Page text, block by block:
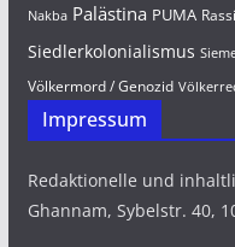
Nakba Palästina PUMA
Siedlerkolonialismus
Völkermord / Genozid
Impressum
Redaktionelle und
Ghannam, Sybelstr. 40,